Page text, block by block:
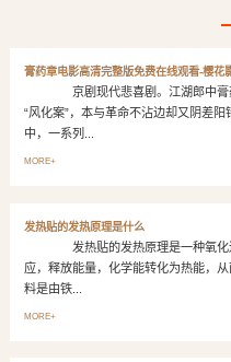
膏药章电影高清完整版免费在线观看-樱花
京剧现代悲喜剧。江湖郎中膏药
“风化案”，本与革命不沾边却又阴差
中，一系列...
MORE+
发热贴的发热原理是什么
发热贴的发热原理是一种氧化还
应，释放能量，化学能转化为热能
料是由铁...
MORE+